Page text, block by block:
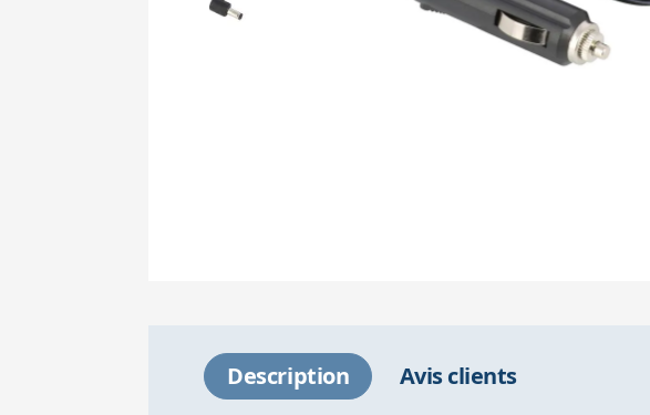
Description Avis clients